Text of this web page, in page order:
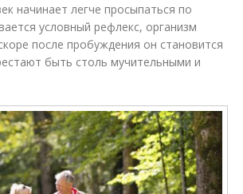
начинает легче просыпаться по
условный рефлекс, организм
после пробуждения он становится
быть столь мучительными и